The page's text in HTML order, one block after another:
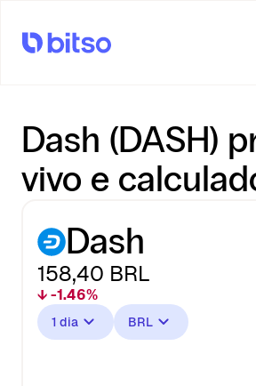
Dash (DASH)
vivo e
Dash
158,40 BRL
↓ -1.46%
1 dia BRL